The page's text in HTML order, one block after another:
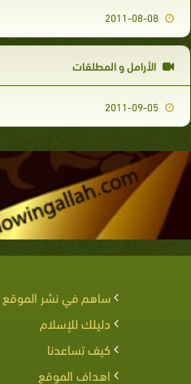
2011-08-08
الأرامل و المطلقات
2011-09-05
ساهم في نشر الموقع
دليلك للإسلام
كيف تساعدنا
اهداف الموقع